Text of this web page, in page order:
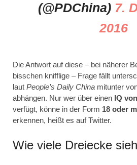
(@PDChina) 7.
2016
Die Antwort auf diese – bei näherer
bisschen knifflige – Frage fällt
laut People’s Daily China mitunter
abhängen. Nur wer über einen IQ
verfügt, könne in der Form 18 oder
erkennen, heißt es auf Twitter.
Wie viele Dreiecke